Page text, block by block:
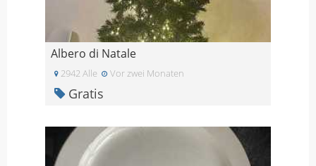
Albero di Natale
2942 Alle Vor zwei Monaten
Gratis